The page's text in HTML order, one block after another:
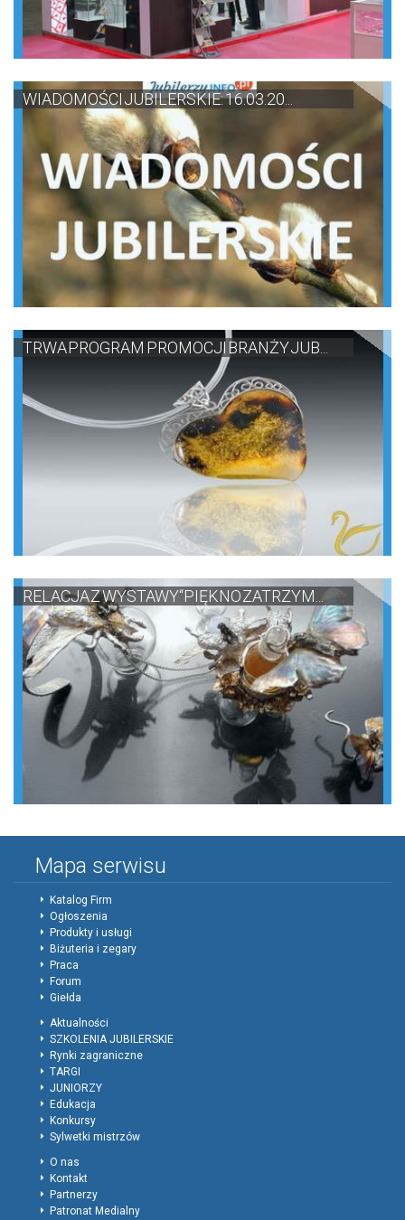
WIADOMOŚCI JUBILERSKIE: 16.03.20...
TRWA PROGRAM PROMOCJI BRANŻY JUB...
RELACJA Z WYSTAWY“PIĘKNO ZATRZYM...
Mapa serwisu
Katalog Firm
Ogłoszenia
Produkty i usługi
Biżuteria i zegary
Praca
Forum
Giełda
Aktualności
SZKOLENIA JUBILERSKIE
Rynki zagraniczne
TARGI
JUNIORZY
Edukacja
Konkursy
Sylwetki mistrzów
O nas
Kontakt
Partnerzy
Patronat Medialny